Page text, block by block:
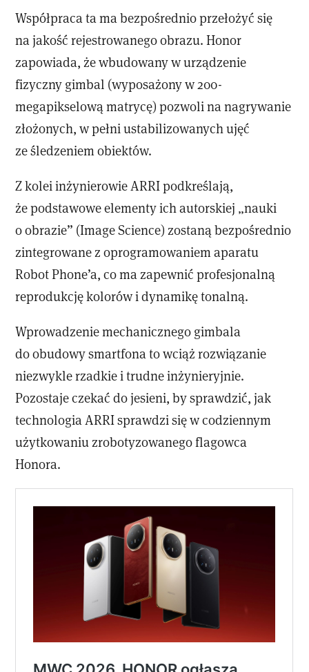
Współpraca ta ma bezpośrednio przełożyć się
na jakość rejestrowanego obrazu. Honor
zapowiada, że wbudowany w urządzenie
fizyczny gimbal (wyposażony w 200-
megapikselową matrycę) pozwoli na nagrywanie
złożonych, w pełni ustabilizowanych ujęć
ze śledzeniem obiektów.
Z kolei inżynierowie ARRI podkreślają,
że podstawowe elementy ich autorskiej „nauki
o obrazie” (Image Science) zostaną bezpośrednio
zintegrowane z oprogramowaniem aparatu
Robot Phone’a, co ma zapewnić profesjonalną
reprodukcję kolorów i dynamikę tonalną.
Wprowadzenie mechanicznego gimbala
do obudowy smartfona to wciąż rozwiązanie
niezwykle rzadkie i trudne inżynieryjnie.
Pozostaje czekać do jesieni, by sprawdzić, jak
technologia ARRI sprawdzi się w codziennym
użytkowaniu zrobotyzowanego flagowca
Honora.